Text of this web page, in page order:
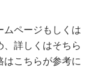
ムページもしくは
詳しくはそちら
はこちらが参考に